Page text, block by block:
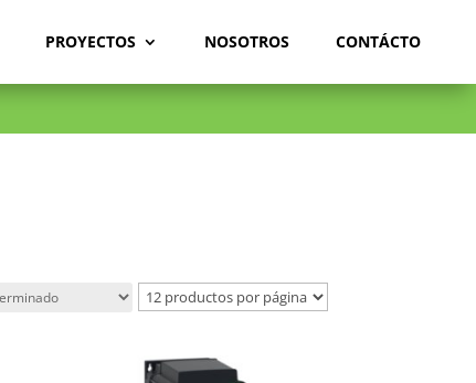
PROYECTOS NOSOTROS CONTÁCTO